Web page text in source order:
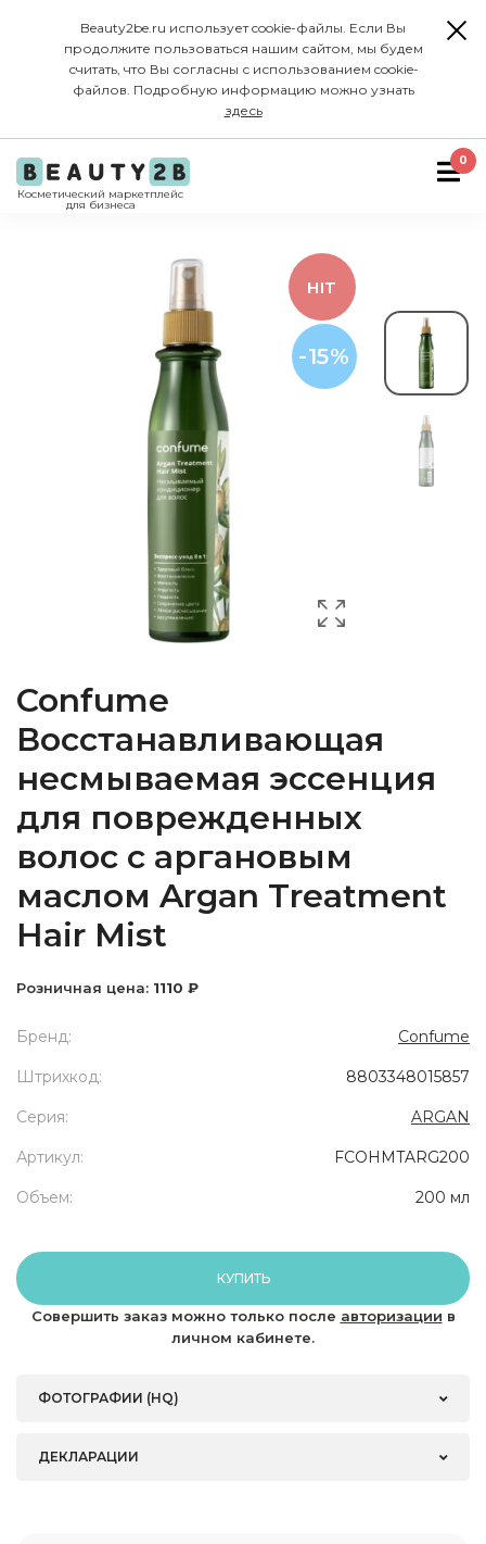
Beauty2be.ru использует cookie-файлы. Если Вы
продолжите пользоваться нашим сайтом, мы будем
считать, что Вы согласны с использованием cookie-
файлов. Подробную информацию можно узнать
здесь
Косметический маркетплейс
для бизнеса
0
-15%
HIT
Confume
Восстанавливающая
несмываемая эссенция
для поврежденных
волос с аргановым
маслом Argan Treatment
Hair Mist
Розничная цена: 1110 ₽
Бренд: Confume
Штрихкод: 8803348015857
Серия: ARGAN
Артикул: FCOHMTARG200
Объем: 200 мл
КУПИТЬ
Совершить заказ можно только после авторизации в
личном кабинете.
ФОТОГРАФИИ (HQ)
ДЕКЛАРАЦИИ